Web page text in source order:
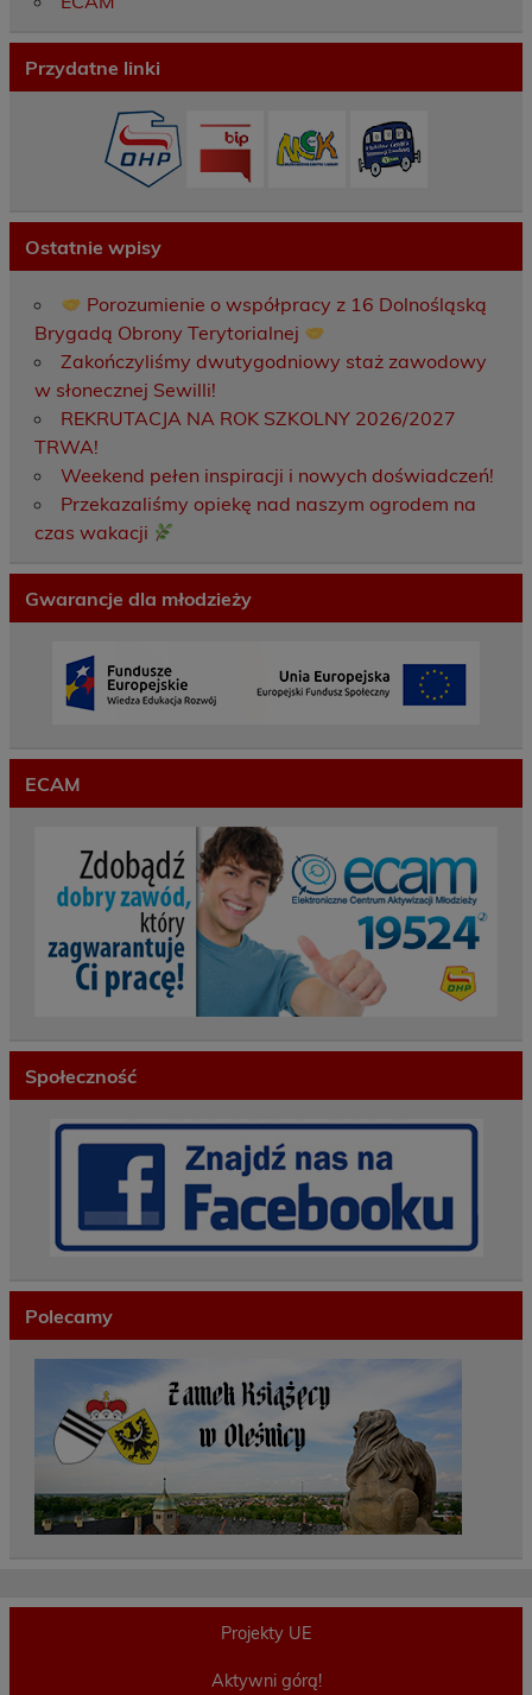
Przydatne linki
Ostatnie wpisy
Porozumienie o współpracy z 16 Dolnośląską
Brygadą Obrony Terytorialnej
Zakończyliśmy dwutygodniowy staż zawodowy
w słonecznej Sewilli!
REKRUTACJA NA ROK SZKOLNY 2026/2027
TRWA!
Weekend pełen inspiracji i nowych doświadczeń!
Przekazaliśmy opiekę nad naszym ogrodem na
czas wakacji
Gwarancje dla młodzieży
ECAM
Społeczność
Polecamy
Projekty UE
Aktywni górą!